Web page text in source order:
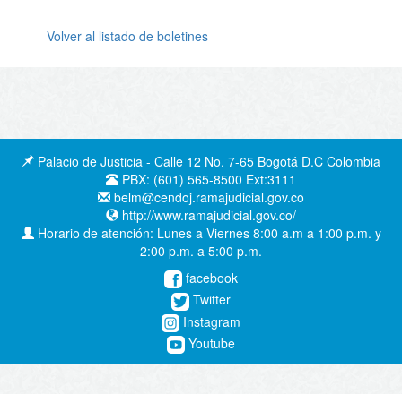
Volver al listado de boletines
Palacio de Justicia - Calle 12 No. 7-65 Bogotá D.C Colombia
PBX: (601) 565-8500 Ext:3111
belm@cendoj.ramajudicial.gov.co
http://www.ramajudicial.gov.co/
Horario de atención: Lunes a Viernes 8:00 a.m a 1:00 p.m. y
2:00 p.m. a 5:00 p.m.
facebook
Twitter
Instagram
Youtube